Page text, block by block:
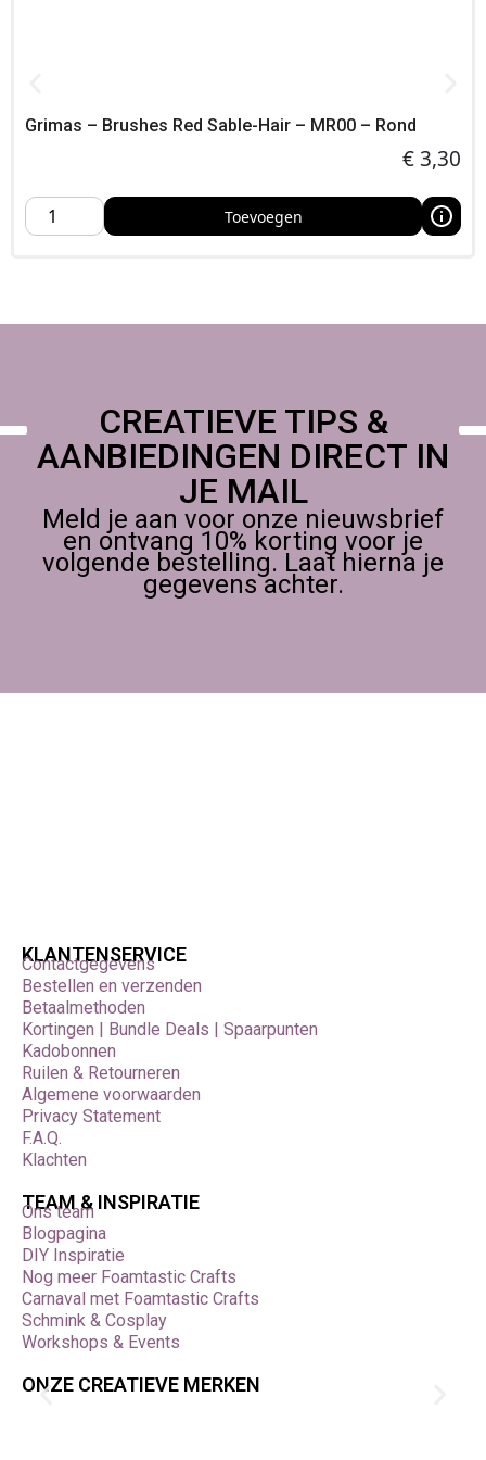
Grimas – Brushes Red Sable-Hair – MR00 – Rond
€3,30
Toevoegen
CREATIEVE TIPS &
AANBIEDINGEN DIRECT IN
JE MAIL
Meld je aan voor onze nieuwsbrief
en ontvang 10% korting voor je
volgende bestelling. Laat hierna je
gegevens achter.
KLANTENSERVICE
Contactgegevens
Bestellen en verzenden
Betaalmethoden
Kortingen | Bundle Deals | Spaarpunten
Kadobonnen
Ruilen & Retourneren
Algemene voorwaarden
Privacy Statement
F.A.Q.
Klachten
TEAM & INSPIRATIE
Ons team
Blogpagina
DIY Inspiratie
Nog meer Foamtastic Crafts
Carnaval met Foamtastic Crafts
Schmink & Cosplay
Workshops & Events
ONZE CREATIEVE MERKEN